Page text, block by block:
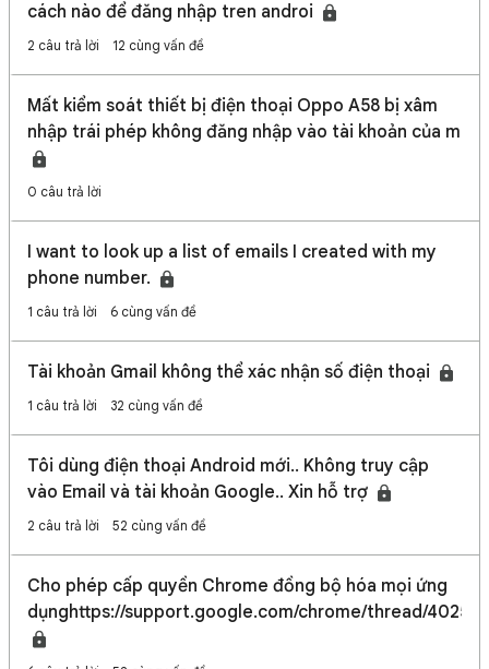
cách nào để đăng nhập tren androi
2 câu trả lời 12 cùng vấn đề
Mất kiểm soát thiết bị điện thoại Oppo A58 bị xâm
nhập trái phép không đăng nhập vào tài khoản của m
0 câu trả lời
I want to look up a list of emails I created with my
phone number.
1 câu trả lời 6 cùng vấn đề
Tài khoản Gmail không thể xác nhận số điện thoại
1 câu trả lời 32 cùng vấn đề
Tôi dùng điện thoại Android mới.. Không truy cập
vào Email và tài khoản Google.. Xin hỗ trợ
2 câu trả lời 52 cùng vấn đề
Cho phép cấp quyền Chrome đồng bộ hóa mọi ứng
dụnghttps://support.google.com/chrome/thread/